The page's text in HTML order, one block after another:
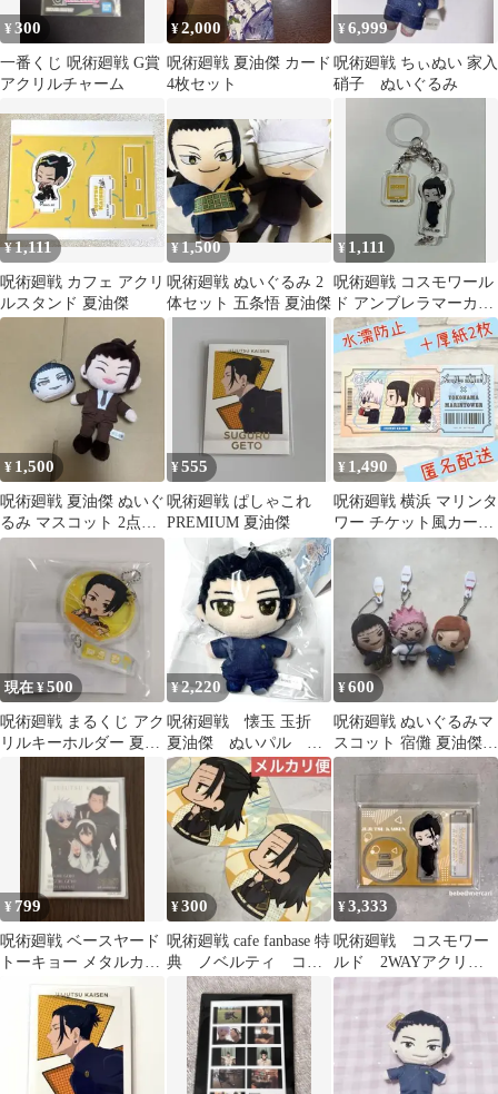
¥300
一番くじ 呪術廻戦 G賞
アクリルチャーム
¥2,000
呪術廻戦 夏油傑 カード
4枚セット
¥6,999
呪術廻戦 ちぃぬい 家入
硝子 ぬいぐるみ
¥1,111
呪術廻戦 カフェ アクリ
ルスタンド 夏油傑
¥1,500
呪術廻戦 ぬいぐるみ 2
体セット 五条悟 夏油傑
¥ 1,111
呪術廻戦 コスモワール
ド アンブレラマーカー
ピース ver. 夏油
¥ 1,500
呪術廻戦 夏油傑 ぬいぐ
るみ マスコット 2点セ
ット おまんじゅう 懐玉
玉折
¥555
呪術廻戦 ぱしゃこれ
PREMIUM 夏油傑
¥ 1,490
呪術廻戦 横浜 マリンタ
ワー チケット風カード
五条悟 夏油傑 家入硝子
現在 ¥500
呪術廻戦 まるくじ アク
リルキーホルダー 夏油
¥2,220
呪術廻戦 懐玉 玉折
夏油傑 ぬいパル ぬ
いぐるみマスコット
【未開封】
¥600
呪術廻戦 ぬいぐるみマ
スコット 宿儺 夏油傑
釘崎野薔薇 3点セット
¥ 799
呪術廻戦 ベースヤード
トーキョー メタルカー
ド 五条悟 夏油傑 天内
¥300
呪術廻戦 cafe fanbase 特
典 ノベルティ コー
スター 夏油 傑 羂索
¥3,333
呪術廻戦 コスモワー
ルド 2WAYアクリル
スタンド 夏油傑